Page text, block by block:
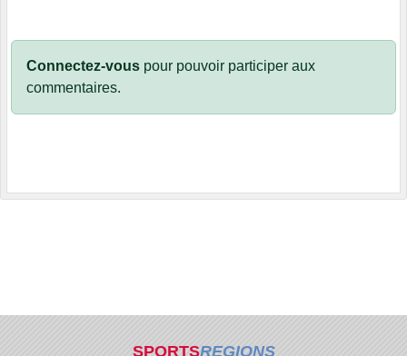
Connectez-vous pour pouvoir participer aux
commentaires.
SPORTSREGIONS